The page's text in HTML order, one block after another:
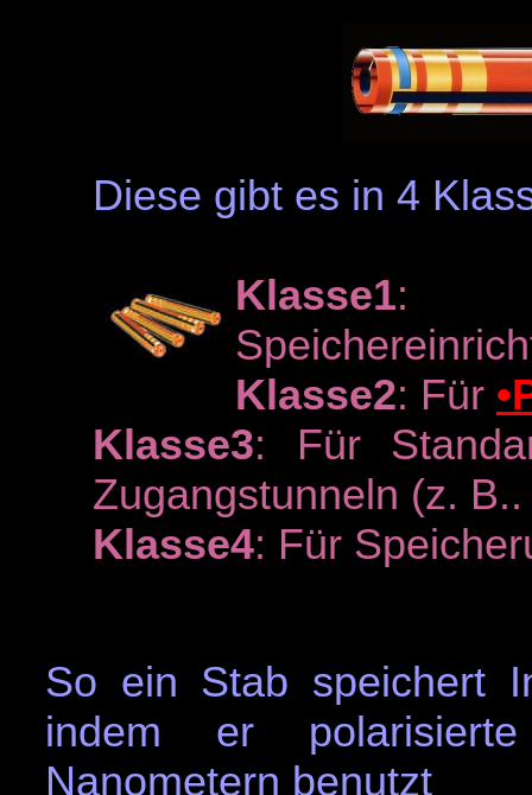
Diese gibt es in 4
Klasse1:
Klasse2: Für
Klasse3: Für
Zugangstunneln (z.
Klasse4: Für
So ein Stab speichert
indem er
Nanometern benutzt